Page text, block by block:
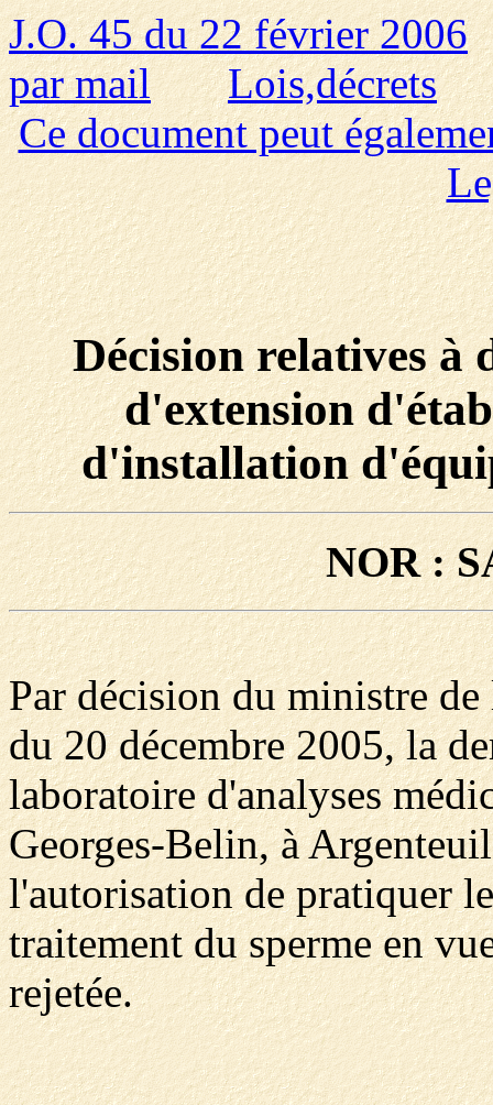
J.O. 45 du 22 février 2006
par mail
Lois,décrets
Ce document peut
Décision relatives à
d'extension
d'installation
NOR :
Par décision du ministre de
du 20 décembre 2005, la
laboratoire d'analyses
Georges-Belin, à
l'autorisation de pratiquer
traitement du sperme en
rejetée.